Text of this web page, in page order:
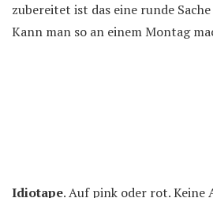
zubereitet ist das eine runde
Kann man so an einem Montag
Idiotape. Auf pink oder rot. Keine